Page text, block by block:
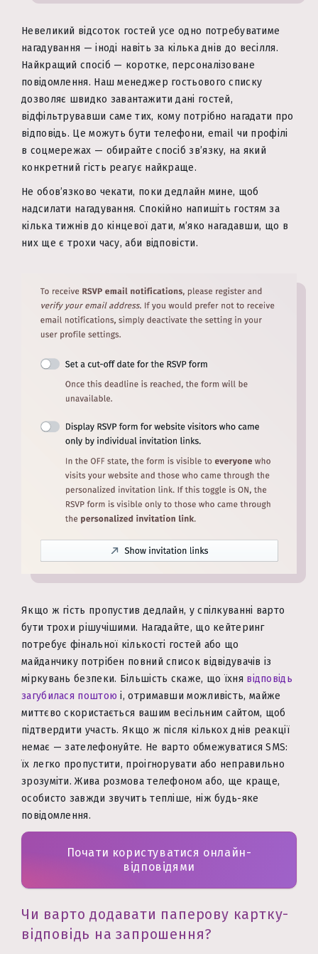
Невеликий відсоток гостей усе одно потребуватиме
нагадування — іноді навіть за кілька днів до весілля.
Найкращий спосіб — коротке, персоналізоване
повідомлення. Наш менеджер гостьового списку
дозволяє швидко завантажити дані гостей,
відфільтрувавши саме тих, кому потрібно нагадати про
відповідь. Це можуть бути телефони, email чи профілі
в соцмережах — обирайте спосіб зв’язку, на який
конкретний гість реагує найкраще.
Не обов’язково чекати, поки дедлайн мине, щоб
надсилати нагадування. Спокійно напишіть гостям за
кілька тижнів до кінцевої дати, м’яко нагадавши, що в
них ще є трохи часу, аби відповісти.
Якщо ж гість пропустив дедлайн, у спілкуванні варто
бути трохи рішучішими. Нагадайте, що кейтеринг
потребує фінальної кількості гостей або що
майданчику потрібен повний список відвідувачів із
міркувань безпеки. Більшість скаже, що їхня відповідь
загубилася поштою і, отримавши можливість, майже
миттєво скористається вашим весільним сайтом, щоб
підтвердити участь. Якщо ж після кількох днів реакції
немає — зателефонуйте. Не варто обмежуватися SMS:
їх легко пропустити, проігнорувати або неправильно
зрозуміти. Жива розмова телефоном або, ще краще,
особисто завжди звучить тепліше, ніж будь-яке
повідомлення.
Почати користуватися онлайн-
відповідями
Чи варто додавати паперову картку-
відповідь на запрошення?